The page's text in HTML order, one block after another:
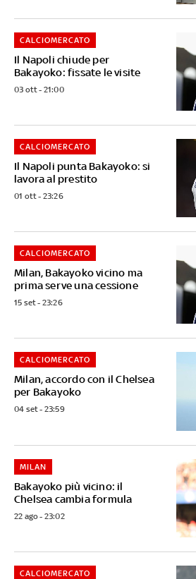
Il Napoli chiude per
Bakayoko: fissate le visite
CALCIOMERCATO
03 ott - 21:00
Il Napoli punta Bakayoko: si
lavora al prestito
CALCIOMERCATO
01 ott - 23:26
Milan, Bakayoko vicino ma
prima serve una cessione
CALCIOMERCATO
15 set - 23:26
Milan, accordo con il Chelsea
per Bakayoko
CALCIOMERCATO
04 set - 23:59
Bakayoko più vicino: il
Chelsea cambia formula
MILAN
22 ago - 23:02
CALCIOMERCATO